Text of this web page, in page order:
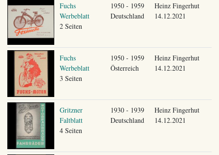
Fuchs
Werbeblatt
2 Seiten
1950 - 1959
Deutschland
Heinz Fingerhut
14.12.2021
Fuchs
Werbeblatt
3 Seiten
1950 - 1959
Österreich
Heinz Fingerhut
14.12.2021
Gritzner
Faltblatt
4 Seiten
1930 - 1939
Deutschland
Heinz Fingerhut
14.12.2021